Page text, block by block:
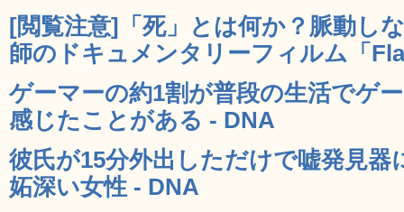
[閲覧注意]「死」とは何か？脈動し
師のドキュメンタリーフィルム「
ゲーマーの約1割が普段の生活でゲ
感じたことがある - DNA
彼氏が15分外出しただけで嘘発見器
妬深い女性 - DNA